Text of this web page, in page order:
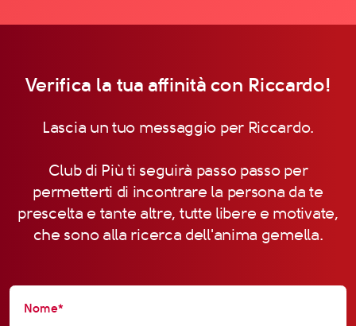
Verifica la tua affinità con Riccardo!
Lascia un tuo messaggio per Riccardo.
Club di Più ti seguirà passo passo per
permetterti di incontrare la persona da te
prescelta e tante altre, tutte libere e motivate,
che sono alla ricerca dell'anima gemella.